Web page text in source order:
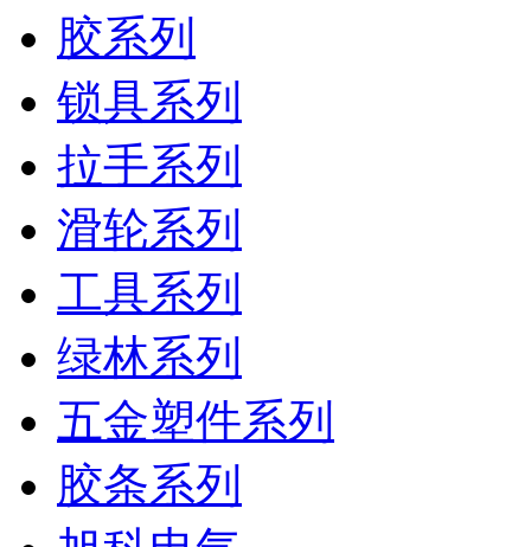
胶系列
锁具系列
拉手系列
滑轮系列
工具系列
绿林系列
五金塑件系列
胶条系列